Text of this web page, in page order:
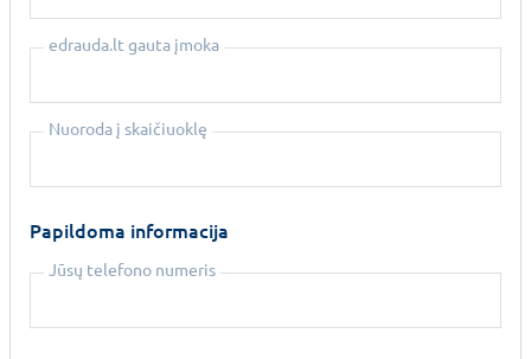
edrauda.lt gauta įmoka
Nuoroda į skaičiuoklę
Papildoma informacija
Jūsų telefono numeris